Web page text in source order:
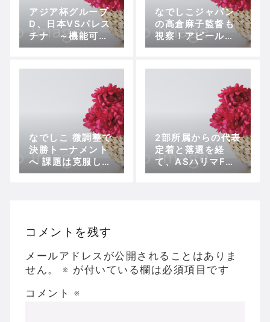
アジア杯グループ
D、日本VSパレス
チナ ～機能可変
型3-4-3
なでしこジャパン
の高倉麻子監督も
視察！アピールに
成功したのは誰？
こリーグカップ2部
B組・第4節、AS
ハリマvsC大阪堺
なでしこ 微調整で
決勝トーナメント
へ 課題は克服しつ
つあるか
2部所属からの代表
定着と落選を経
て、ASハリマFW
千葉園子の現在地
コメントを残す
メールアドレスが公開されることはありま
せん。
※ が付いている欄は必須項目です
コメント ※